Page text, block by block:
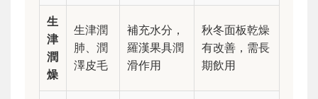
生
津
潤
燥
生津潤
肺、潤
澤皮毛
補充水分，
羅漢果具潤
滑作用
秋冬面板乾燥
有改善，需長
期飲用